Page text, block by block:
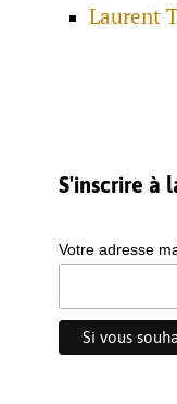
Laurent
S'inscrire à
Votre adresse